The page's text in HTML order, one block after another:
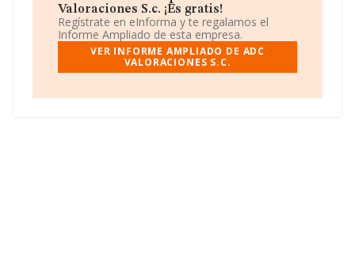
http://www.adcvaloraciones.com.
Valoraciones S.c. ¡Es gratis!
Regístrate en eInforma y te regalamos el
Informe Ampliado de esta empresa.
VER INFORME AMPLIADO DE ADC
VALORACIONES S.C.